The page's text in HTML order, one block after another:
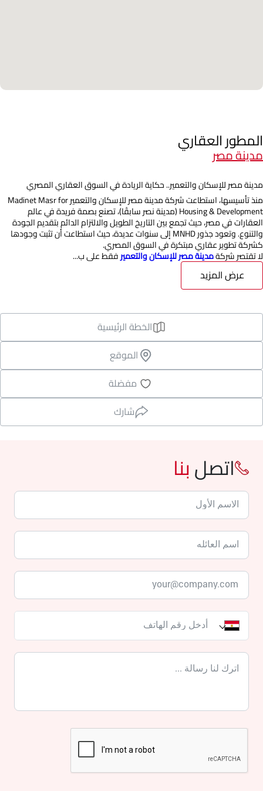
المطور العقاري
مدينة مصر
مدينة مصر للإسكان والتعمير.. حكاية الريادة في السوق العقاري المصري
منذ تأسيسها، استطاعت شركة مدينة مصر للإسكان والتعمير Madinet Masr for
Housing & Development (مدينة نصر سابقًا)، تصنع بصمة فريدة في عالم
العقارات في مصر، حيث تجمع بين التاريخ الطويل والالتزام الدائم بتقديم الجودة
والتنوع. وتعود جذور MNHD إلى سنوات عديدة، حيث استطاعت أن تثبت وجودها
كشركة تطوير عقاري مبتكرة في السوق المصري.
لا تقتصر شركةمدينة مصر للإسكان والتعميرفقط على ب...
عرض المزيد
الخطة الرئيسية
الموقع
مفضلة
شارك
اتصلبنا